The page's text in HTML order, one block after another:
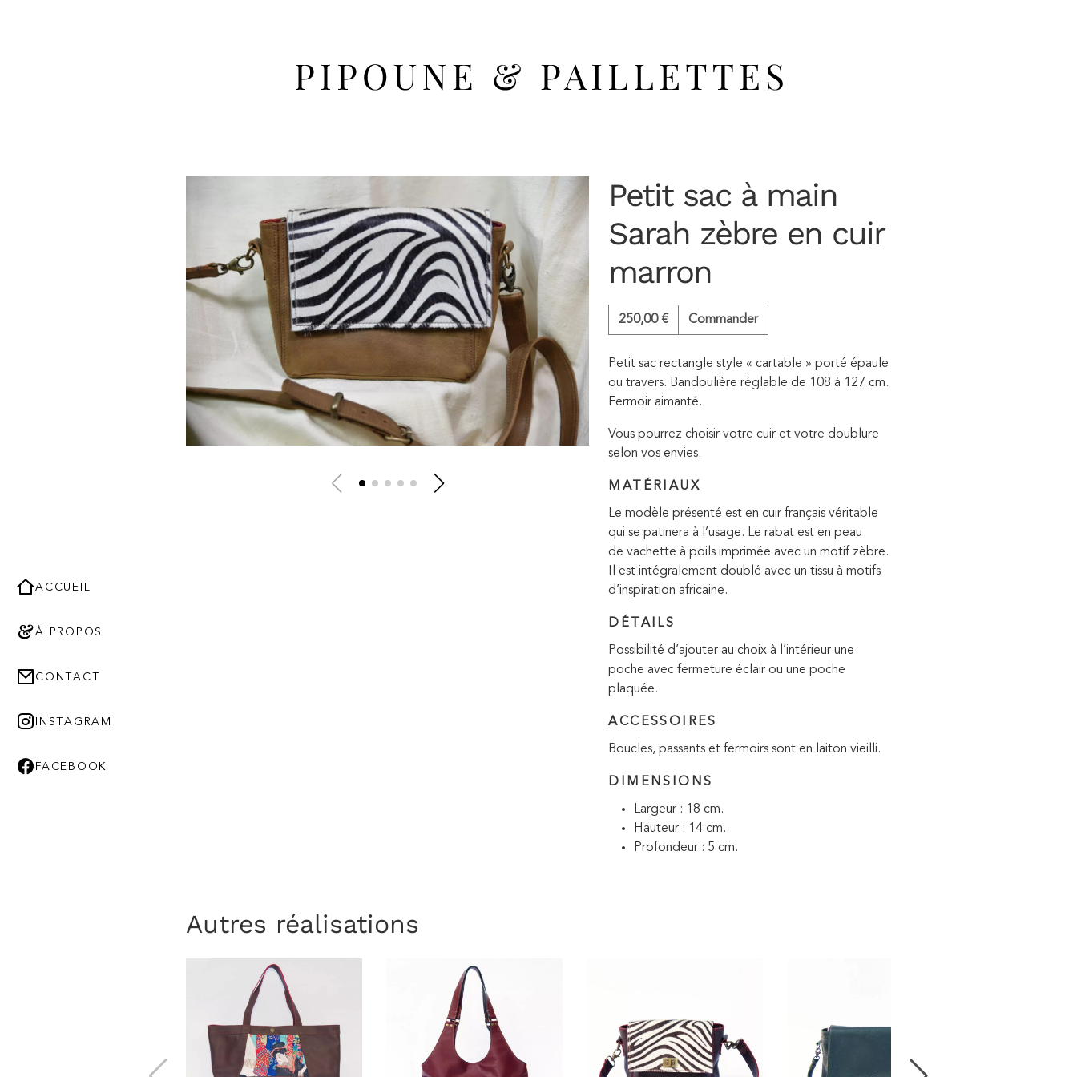
Petit sac à main
Sarah zèbre en cuir
marron
250,00€ Commander
Petit sac rectangle style « cartable » porté épaule
ou travers. Bandoulière réglable de 108 à 127 cm.
Fermoir aimanté.
Vous pourrez choisir votre cuir et votre doublure
selon vos envies.
MATÉRIAUX
Le modèle présenté est en cuir français véritable
qui se patinera à l’usage. Le rabat est en peau
de vachette à poils imprimée avec un motif zèbre.
Il est intégralement doublé avec un tissu à motifs
d’inspiration africaine.
DÉTAILS
Possibilité d’ajouter au choix à l’intérieur une
poche avec fermeture éclair ou une poche
plaquée.
ACCESSOIRES
Boucles, passants et fermoirs sont en laiton vieilli.
DIMENSIONS
Largeur : 18 cm.
Hauteur : 14 cm.
Profondeur : 5 cm.
Autres réalisations
ACCUEIL
À PROPOS
CONTACT
INSTAGRAM
FACEBOOK